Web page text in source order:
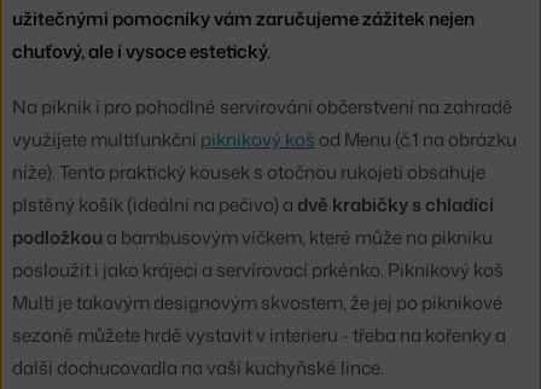
užitečnými pomocníky vám zaručujeme zážitek nejen
chuťový, ale i vysoce estetický.
Na piknik i pro pohodlné servírování občerstvení na zahradě
využijete multifunkční piknikový koš od Menu (č.1 na obrázku
níže). Tento praktický kousek s otočnou rukojetí obsahuje
plstěný košík (ideální na pečivo) a dvě krabičky s chladící
podložkou a bambusovým víčkem, které může na pikniku
posloužit i jako krájecí a servírovací prkénko. Piknikový koš
Multi je takovým designovým skvostem, že jej po piknikové
sezoně můžete hrdě vystavit v interieru - třeba na kořenky a
další dochucovadla na vaší kuchyňské lince.